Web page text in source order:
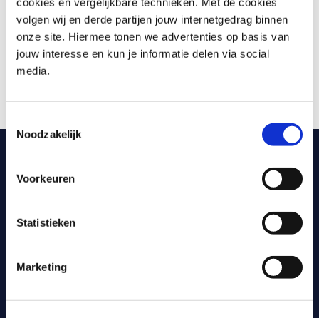
volgen wij en derde partijen jouw internetgedrag binnen
onze site. Hiermee tonen we advertenties op basis van
jouw interesse en kun je informatie delen via social
media.
Noodzakelijk
Voorkeuren
Statistieken
Marketing
Risicomanagers
Beveiligingsprofessionals
Data protection officers
Waarom Capgemini Academy?
innovatieve IT-dienstverleners ter wereld.
klassikaal beschikbaar.
De meeste trainingen zijn inclusief certificering en